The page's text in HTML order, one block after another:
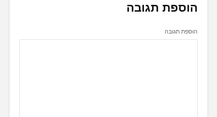
הוספת תגובה
הוספת תגובה